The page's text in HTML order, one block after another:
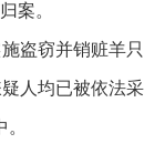
案。
盗窃并销赃羊只
人均已被依法采